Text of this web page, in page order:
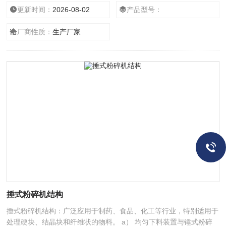
时降低工作时的温度，对于特殊物料可以配备水冷降温系统，易于维
更新时间： 2026-08-02 产品型号：
厂商性质：生产厂家
捶式粉碎机结构
捶式粉碎机结构：广泛应用于制药、食品、化工等行业，特别适用于
处理硬块、结晶块和纤维状的物料。 a） 均匀下料装置与锤式粉碎